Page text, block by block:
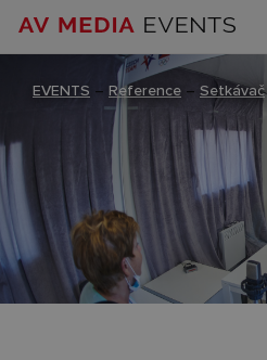
EVENTS – Reference – Setkávač